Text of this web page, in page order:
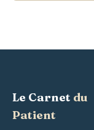
Le Carnet du
Patient